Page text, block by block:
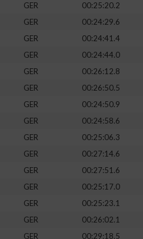
GER
00:25:20.2
GER 00:24:29.6
GER
00:24:41.4
GER
00:24:44.0
GER
00:26:12.8
GER
00:26:50.5
GER 00:24:50.9
GER
00:24:58.6
GER
00:25:06.3
GER
00:27:14.6
GER
00:27:51.6
GER 00:25:17.0
GER
00:25:23.1
GER
00:26:02.1
GER
00:29:18.5